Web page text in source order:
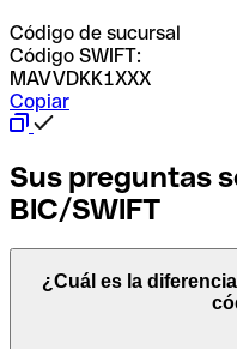
Código de sucursal
Código SWIFT:
MAVVDKK1XXX
Copiar
Sus preguntas
BIC/SWIFT
¿Cuál es la